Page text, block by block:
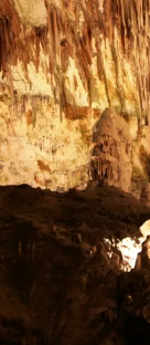
in Sicilia con
] Vendemmia con i
Visitare la Fiumara
Cosa fare in Sicilia